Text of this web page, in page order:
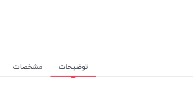
توضیحات مشخصات